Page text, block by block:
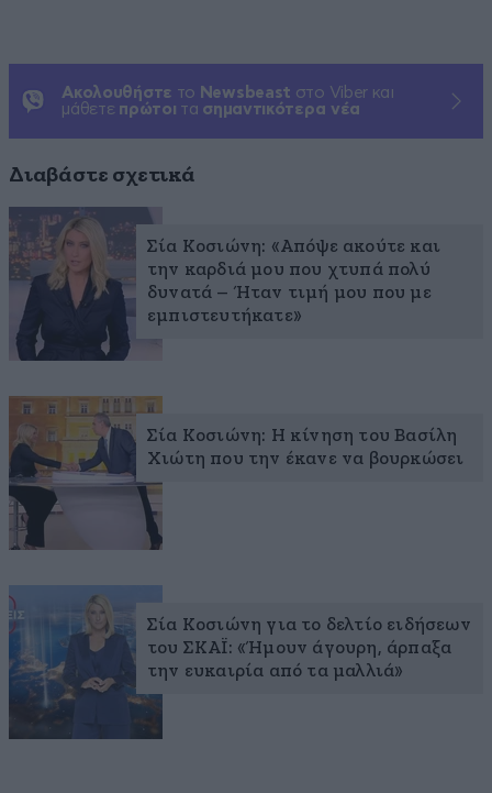
Ακολουθήστε το Newsbeast στο Viber και
μάθετε πρώτοι τα σημαντικότερα νέα
Διαβάστε σχετικά
Σία Κοσιώνη: «Απόψε ακούτε και
την καρδιά μου που χτυπά πολύ
δυνατά – Ήταν τιμή μου που με
εμπιστευτήκατε»
Σία Κοσιώνη: Η κίνηση του Βασίλη
Χιώτη που την έκανε να βουρκώσει
Σία Κοσιώνη για το δελτίο ειδήσεων
του ΣΚΑΪ: «Ήμουν άγουρη, άρπαξα
την ευκαιρία από τα μαλλιά»